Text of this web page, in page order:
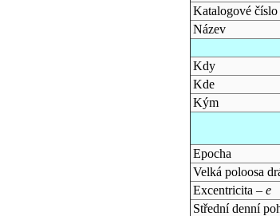
Katalogové číslo
Název
Kdy
Kde
Kým
Epocha
Velká poloosa
Excentricita – e
Střední denní